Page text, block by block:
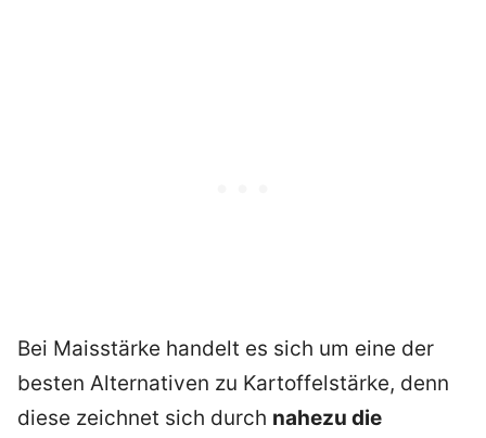
Bei Maisstärke handelt es sich um eine der
besten Alternativen zu Kartoffelstärke, denn
diese zeichnet sich durch nahezu die